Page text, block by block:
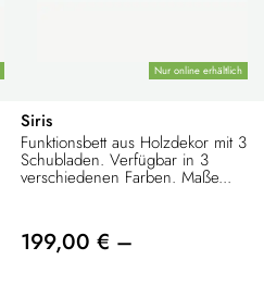
Nur online erhältlich
Siris
Funktionsbett aus Holzdekor mit 3
Schubladen. Verfügbar in 3
verschiedenen Farben. Maße...
199,00 € –